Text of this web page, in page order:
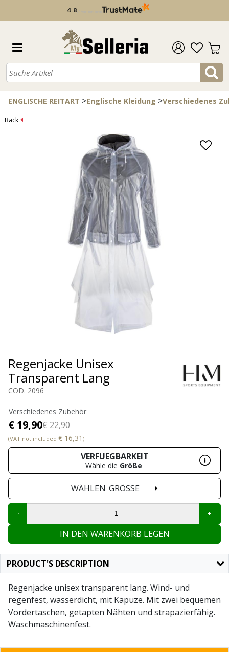
4.8 5 verifiziert durch
ENGLISCHE REITART >Englische Kleidung >Verschiedenes
Back
Regenjacke Unisex
Transparent Lang
COD. 2096
Verschiedenes Zubehör
€ 19,90€ 22,90
(VAT not included € 16,31 )
VERFUEGBARKEIT
Wähle die Größe
WÄHLEN GRÖSSE
IN DEN WARENKORB LEGEN
PRODUCT'S DESCRIPTION
Regenjacke unisex transparent lang. Wind- und
regenfest, wasserdicht, mit Kapuze. Mit zwei bequemen
Vordertaschen, getapten Nähten und strapazierfähig.
Waschmaschinenfest.